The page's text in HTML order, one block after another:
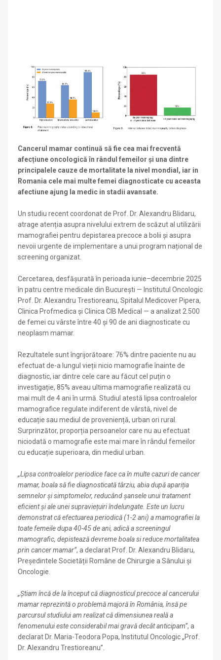
Cancerul mamar continuă să fie cea mai frecventă
afecțiune oncologică în rândul femeilor și una dintre
principalele cauze de mortalitate la nivel mondial, iar in
Romania cele mai multe femei diagnosticate cu aceasta
afectiune ajung la medic in stadii avansate.
Un studiu recent coordonat de Prof. Dr. Alexandru Blidaru,
atrage atenția asupra nivelului extrem de scăzut al utilizării
mamografiei pentru depistarea precoce a bolii și asupra
nevoii urgente de implementare a unui program național de
screening organizat.
Cercetarea, desfășurată în perioada iunie–decembrie 2025
în patru centre medicale din București — Institutul Oncologic
Prof. Dr. Alexandru Trestioreanu, Spitalul Medicover Pipera,
Clinica Profmedica și Clinica CIB Medical — a analizat 2.500
de femei cu vârste între 40 și 90 de ani diagnosticate cu
neoplasm mamar.
Rezultatele sunt îngrijorătoare: 76% dintre paciente nu au
efectuat de-a lungul vieții nicio mamografie înainte de
diagnostic, iar dintre cele care au făcut cel puțin o
investigație, 85% aveau ultima mamografie realizată cu
mai mult de 4 ani în urmă. Studiul atestă lipsa controalelor
mamografice regulate indiferent de vârstă, nivel de
educație sau mediul de proveniență, urban ori rural.
Surprinzător, proporția persoanelor care nu au efectuat
niciodată o mamografie este mai mare în rândul femeilor
cu educație superioara, din mediul urban.
„Lipsa controalelor periodice face ca în multe cazuri de cancer
mamar, boala să fie diagnosticată târziu, abia după apariția
semnelor și simptomelor, reducând șansele unui tratament
eficient și ale unei supraviețuiri îndelungate. Este un lucru
demonstrat că efectuarea periodică (1-2 ani) a mamografiei la
toate femeile dupa 40-45 de ani, adică a screeningul
mamografic, depistează devreme boala si reduce mortalitatea
prin cancer mamar”, a declarat Prof. Dr. Alexandru Blidaru,
Președintele Societății Române de Chirurgie a Sânului și
Oncologie.
„Știam încă de la început că diagnosticul precoce al cancerului
mamar reprezintă o problemă majoră în România, însă pe
parcursul studiului am realizat că dimensiunea reală a
fenomenului este considerabil mai gravă decât anticipam”, a
declarat Dr. Maria-Teodora Popa, Institutul Oncologic „Prof.
Dr. Alexandru Trestioreanu”.